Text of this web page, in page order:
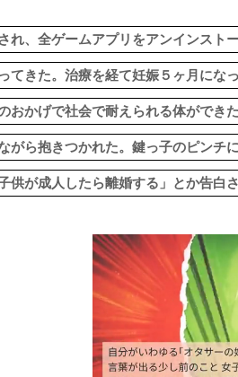
コン夫が事故で他界。トメに全財産...
ﾋね」旦那「思春期特有のものだ...
れ、全ゲームアプリをアンインスト
てきた。治療を経て妊娠５ヶ月にな
おかげで社会で耐えられる体がで
がら抱きつかれた。鍵っ子のピンチ
供が成人したら離婚する」とか告白